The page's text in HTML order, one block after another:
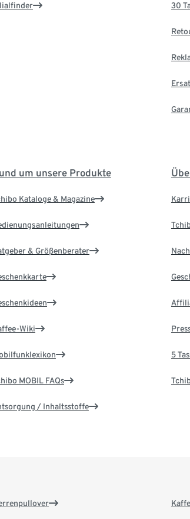
30
um unsere Produkte
Kataloge & Magazine
& Größenberater
Wiki
MOBIL FAQs
/ Inhaltsstoffe
5